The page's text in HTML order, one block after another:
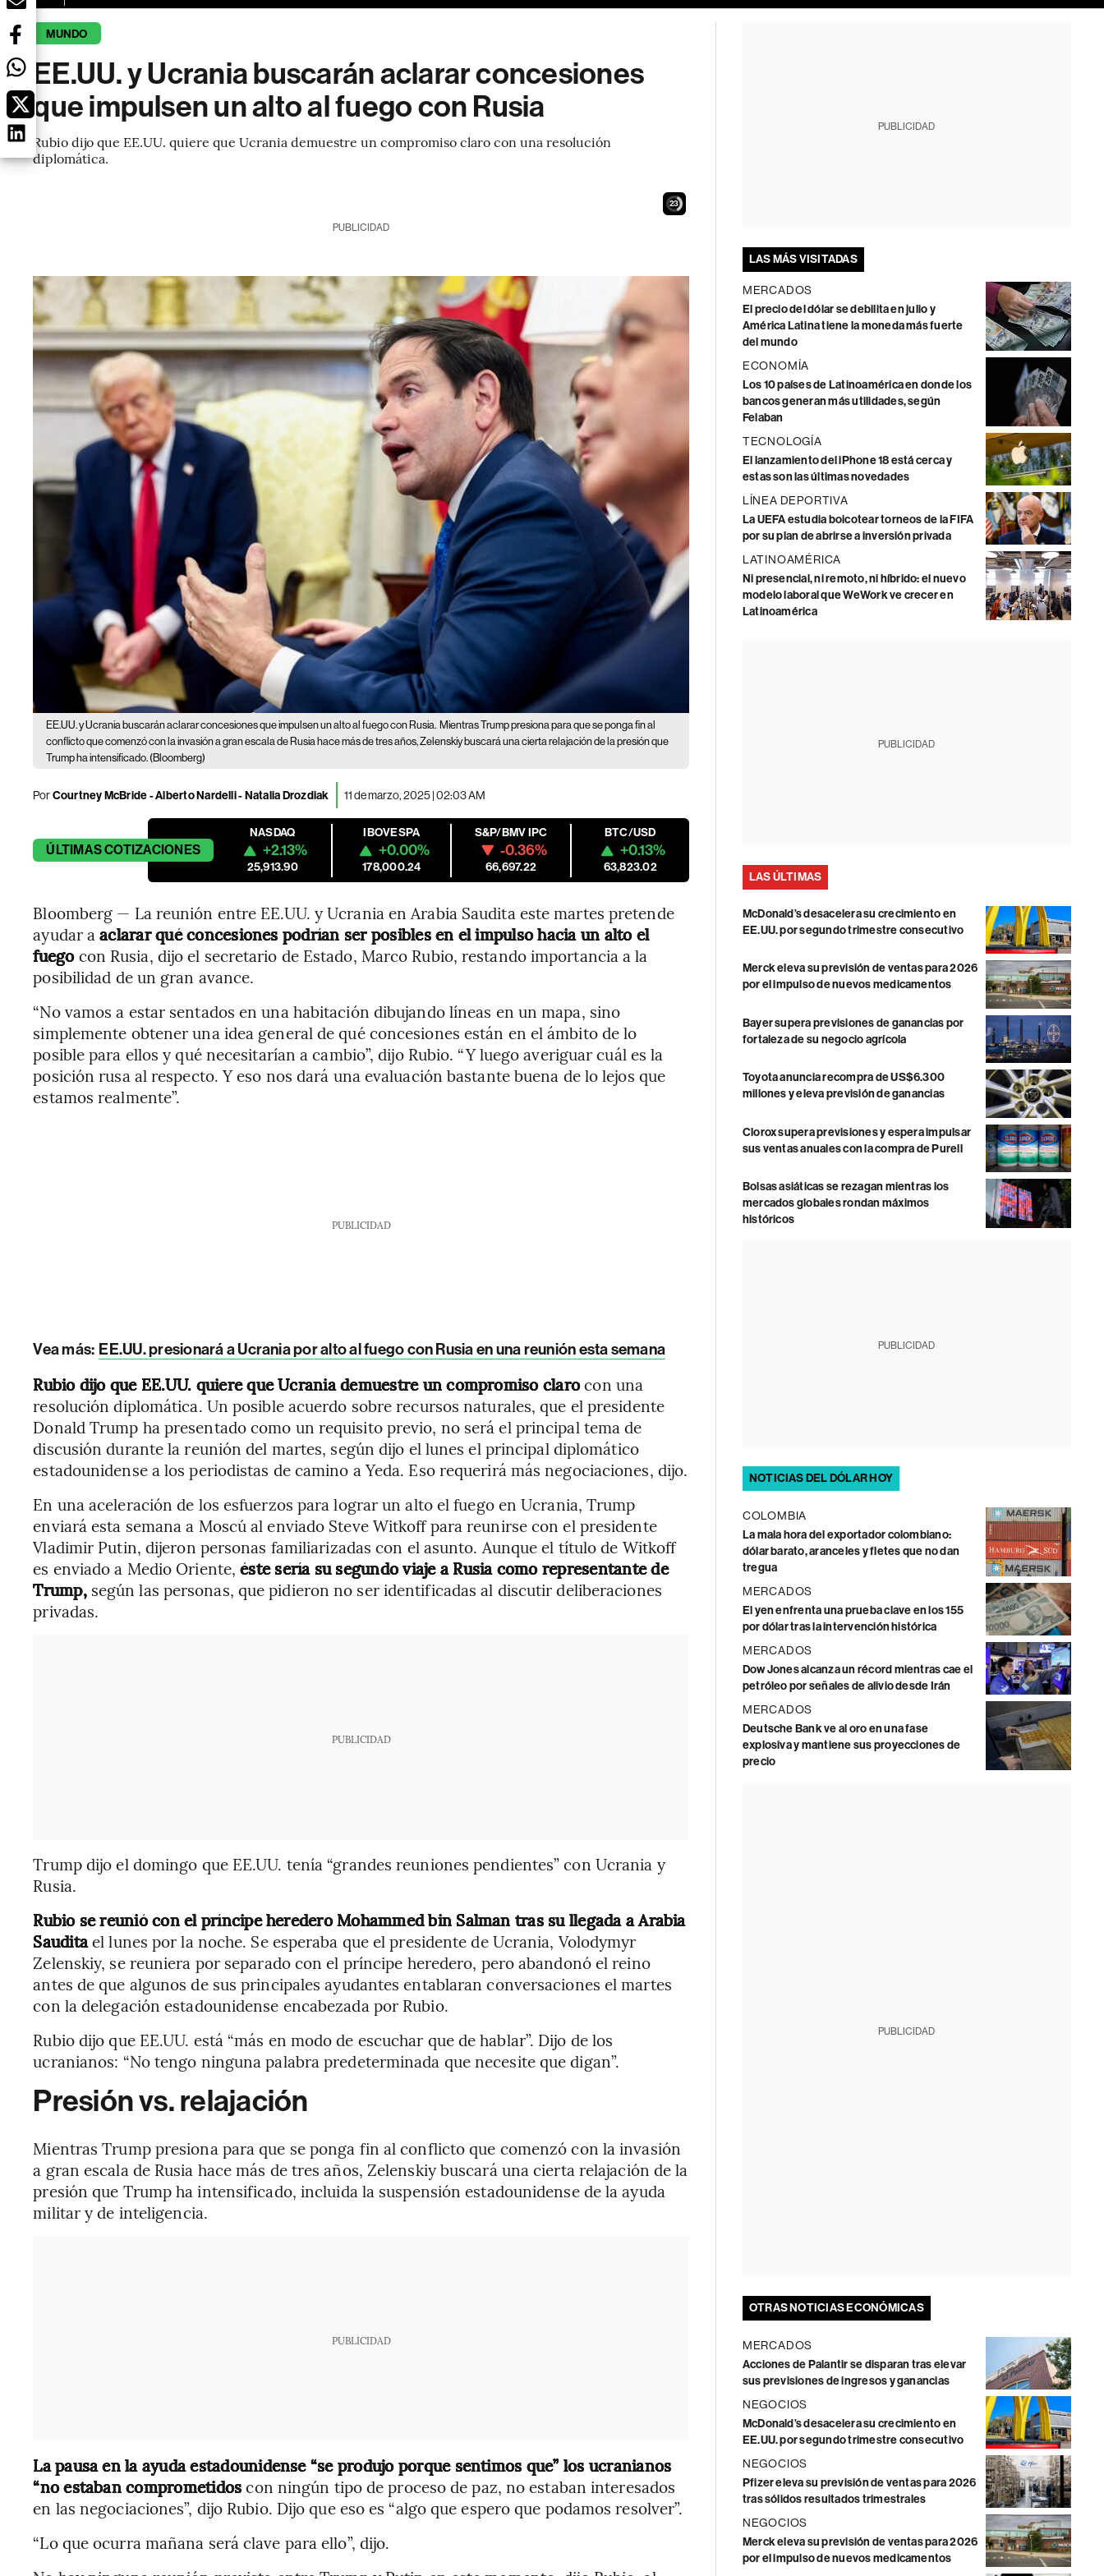
MUNDO
EE.UU. y Ucrania buscarán aclarar concesiones
que impulsen un alto al fuego con Rusia
Rubio dijo que EE.UU. quiere que Ucrania demuestre un compromiso claro con una resolución
diplomática.
22
PUBLICIDAD
EE.UU. y Ucrania buscarán aclarar concesiones que impulsen un alto al fuego con Rusia. Mientras Trump presiona para que se ponga fin al
conflicto que comenzó con la invasión a gran escala de Rusia hace más de tres años, Zelenskiy buscará una cierta relajación de la presión que
Trump ha intensificado. (Bloomberg)
PorCourtney McBride - Alberto Nardelli - Natalia Drozdiak 11 de marzo, 2025 | 02:03 AM
ÚLTIMASCOTIZACIONES
NASDAQ
+2.13%
25,913.90
IBOVESPA
+0.00%
178,000.24
S&P/BMV IPC
-0.36%
66,697.22
BTC/USD
+0.13%
63,823.02
Bloomberg — La reunión entre EE.UU. y Ucrania en Arabia Saudita este martes pretende
ayudar aaclarar qué concesiones podrían ser posibles en el impulso hacia un alto el
fuegocon Rusia, dijo el secretario de Estado, Marco Rubio, restando importancia a la
posibilidad de un gran avance.
“No vamos a estar sentados en una habitación dibujando líneas en un mapa, sino
simplemente obtener una idea general de qué concesiones están en el ámbito de lo
posible para ellos y qué necesitarían a cambio”, dijo Rubio. “Y luego averiguar cuál es la
posición rusa al respecto. Y eso nos dará una evaluación bastante buena de lo lejos que
estamos realmente”.
PUBLICIDAD
Vea más: EE.UU. presionará a Ucrania por alto al fuego con Rusia en una reunión esta semana
Rubio dijo que EE.UU. quiere que Ucrania demuestre un compromiso clarocon una
resolución diplomática. Un posible acuerdo sobre recursos naturales, que el presidente
Donald Trump ha presentado como un requisito previo, no será el principal tema de
discusión durante la reunión del martes, según dijo el lunes el principal diplomático
estadounidense a los periodistas de camino a Yeda. Eso requerirá más negociaciones, dijo.
En una aceleración de los esfuerzos para lograr un alto el fuego en Ucrania, Trump
enviará esta semana a Moscú al enviado Steve Witkoff para reunirse con el presidente
Vladimir Putin, dijeron personas familiarizadas con el asunto. Aunque el título de Witkoff
es enviado a Medio Oriente,éste sería su segundo viaje a Rusia como representante de
Trump,según las personas, que pidieron no ser identificadas al discutir deliberaciones
privadas.
PUBLICIDAD
Trump dijo el domingo que EE.UU. tenía “grandes reuniones pendientes” con Ucrania y
Rusia.
Rubio se reunió con el príncipe heredero Mohammed bin Salman tras su llegada a Arabia
Sauditael lunes por la noche. Se esperaba que el presidente de Ucrania, Volodymyr
Zelenskiy, se reuniera por separado con el príncipe heredero, pero abandonó el reino
antes de que algunos de sus principales ayudantes entablaran conversaciones el martes
con la delegación estadounidense encabezada por Rubio.
Rubio dijo que EE.UU. está “más en modo de escuchar que de hablar”. Dijo de los
ucranianos: “No tengo ninguna palabra predeterminada que necesite que digan”.
Presión vs. relajación
Mientras Trump presiona para que se ponga fin al conflicto que comenzó con la invasión
a gran escala de Rusia hace más de tres años, Zelenskiy buscará una cierta relajación de la
presión que Trump ha intensificado, incluida la suspensión estadounidense de la ayuda
militar y de inteligencia.
PUBLICIDAD
La pausa en la ayuda estadounidense “se produjo porque sentimos que” los ucranianos
“no estaban comprometidoscon ningún tipo de proceso de paz, no estaban interesados
en las negociaciones”, dijo Rubio. Dijo que eso es “algo que espero que podamos resolver”.
“Lo que ocurra mañana será clave para ello”, dijo.
PUBLICIDAD
LAS MÁS VISITADAS
MERCADOS
El precio del dólar se debilita en julio y
América Latina tiene la moneda más fuerte
del mundo
ECONOMÍA
Los 10 países de Latinoamérica en donde los
bancos generan más utilidades, según
Felaban
TECNOLOGÍA
El lanzamiento del iPhone 18 está cerca y
estas son las últimas novedades
LÍNEA DEPORTIVA
La UEFA estudia boicotear torneos de la FIFA
por su plan de abrirse a inversión privada
LATINOAMÉRICA
Ni presencial, ni remoto, ni híbrido: el nuevo
modelo laboral que WeWork ve crecer en
Latinoamérica
PUBLICIDAD
LAS ÚLTIMAS
McDonald’s desacelera su crecimiento en
EE.UU. por segundo trimestre consecutivo
Merck eleva su previsión de ventas para 2026
por el impulso de nuevos medicamentos
Bayer supera previsiones de ganancias por
fortaleza de su negocio agrícola
Toyota anuncia recompra de US$6.300
millones y eleva previsión de ganancias
Clorox supera previsiones y espera impulsar
sus ventas anuales con la compra de Purell
Bolsas asiáticas se rezagan mientras los
mercados globales rondan máximos
históricos
PUBLICIDAD
NOTICIAS DEL DÓLAR HOY
COLOMBIA
La mala hora del exportador colombiano:
dólar barato, aranceles y fletes que no dan
tregua
MERCADOS
El yen enfrenta una prueba clave en los 155
por dólar tras la intervención histórica
MERCADOS
Dow Jones alcanza un récord mientras cae el
petróleo por señales de alivio desde Irán
MERCADOS
Deutsche Bank ve al oro en una fase
explosiva y mantiene sus proyecciones de
precio
PUBLICIDAD
OTRAS NOTICIAS ECONÓMICAS
MERCADOS
Acciones de Palantir se disparan tras elevar
sus previsiones de ingresos y ganancias
NEGOCIOS
McDonald’s desacelera su crecimiento en
EE.UU. por segundo trimestre consecutivo
NEGOCIOS
Pfizer eleva su previsión de ventas para 2026
tras sólidos resultados trimestrales
NEGOCIOS
Merck eleva su previsión de ventas para 2026
por el impulso de nuevos medicamentos